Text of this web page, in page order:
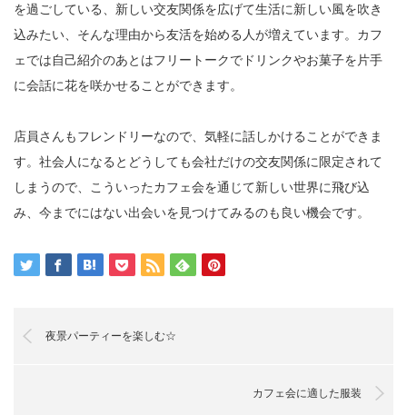
を過ごしている、新しい交友関係を広げて生活に新しい風を吹き
込みたい、そんな理由から友活を始める人が増えています。カフ
ェでは自己紹介のあとはフリートークでドリンクやお菓子を片手
に会話に花を咲かせることができます。
店員さんもフレンドリーなので、気軽に話しかけることができま
す。社会人になるとどうしても会社だけの交友関係に限定されて
しまうので、こういったカフェ会を通じて新しい世界に飛び込
み、今までにはない出会いを見つけてみるのも良い機会です。
夜景パーティーを楽しむ☆
カフェ会に適した服装